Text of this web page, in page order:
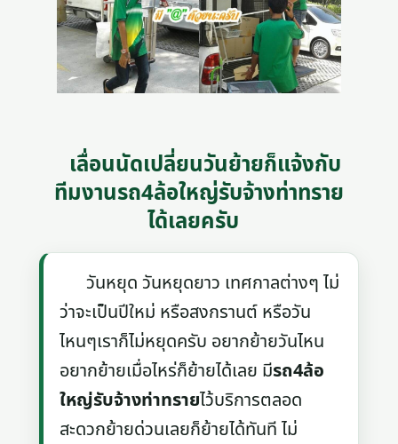
เลื่อนนัดเปลี่ยนวันย้ายก็แจ้งกับ
ทีมงานรถ4ล้อใหญ่รับจ้างท่าทราย
ได้เลยครับ
วันหยุด วันหยุดยาว เทศกาลต่างๆ ไม่
ว่าจะเป็นปีใหม่ หรือสงกรานต์ หรือวัน
ไหนๆเราก็ไม่หยุดครับ อยากย้ายวันไหน
อยากย้ายเมื่อไหร่ก็ย้ายได้เลย มีรถ4ล้อ
ใหญ่รับจ้างท่าทรายไว้บริการตลอด
สะดวกย้ายด่วนเลยก็ย้ายได้ทันที ไม่